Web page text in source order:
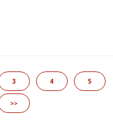
3 4 5
>>